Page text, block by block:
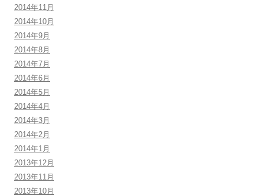
2014年11月
2014年10月
2014年9月
2014年8月
2014年7月
2014年6月
2014年5月
2014年4月
2014年3月
2014年2月
2014年1月
2013年12月
2013年11月
2013年10月